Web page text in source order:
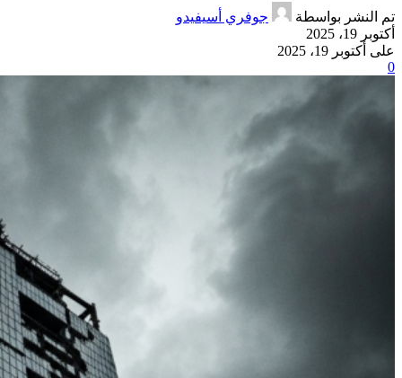
تم النشر بواسطة
جوفري أسيفيدو
أكتوبر 19، 2025
على أكتوبر 19، 2025
0